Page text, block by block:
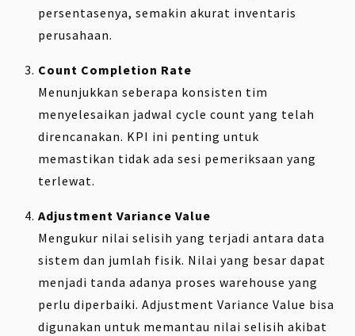
persentasenya, semakin akurat inventaris
perusahaan.
Count Completion Rate
Menunjukkan seberapa konsisten tim
menyelesaikan jadwal cycle count yang telah
direncanakan. KPI ini penting untuk
memastikan tidak ada sesi pemeriksaan yang
terlewat.
Adjustment Variance Value
Mengukur nilai selisih yang terjadi antara data
sistem dan jumlah fisik. Nilai yang besar dapat
menjadi tanda adanya proses warehouse yang
perlu diperbaiki. Adjustment Variance Value bisa
digunakan untuk memantau nilai selisih akibat